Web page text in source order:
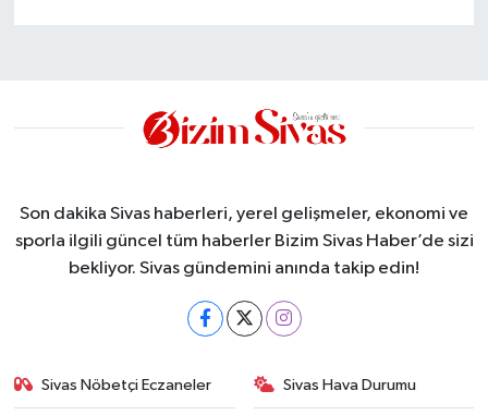
Son dakika Sivas haberleri, yerel gelişmeler, ekonomi ve
sporla ilgili güncel tüm haberler Bizim Sivas Haber’de sizi
bekliyor. Sivas gündemini anında takip edin!
Sivas Nöbetçi Eczaneler Sivas Hava Durumu